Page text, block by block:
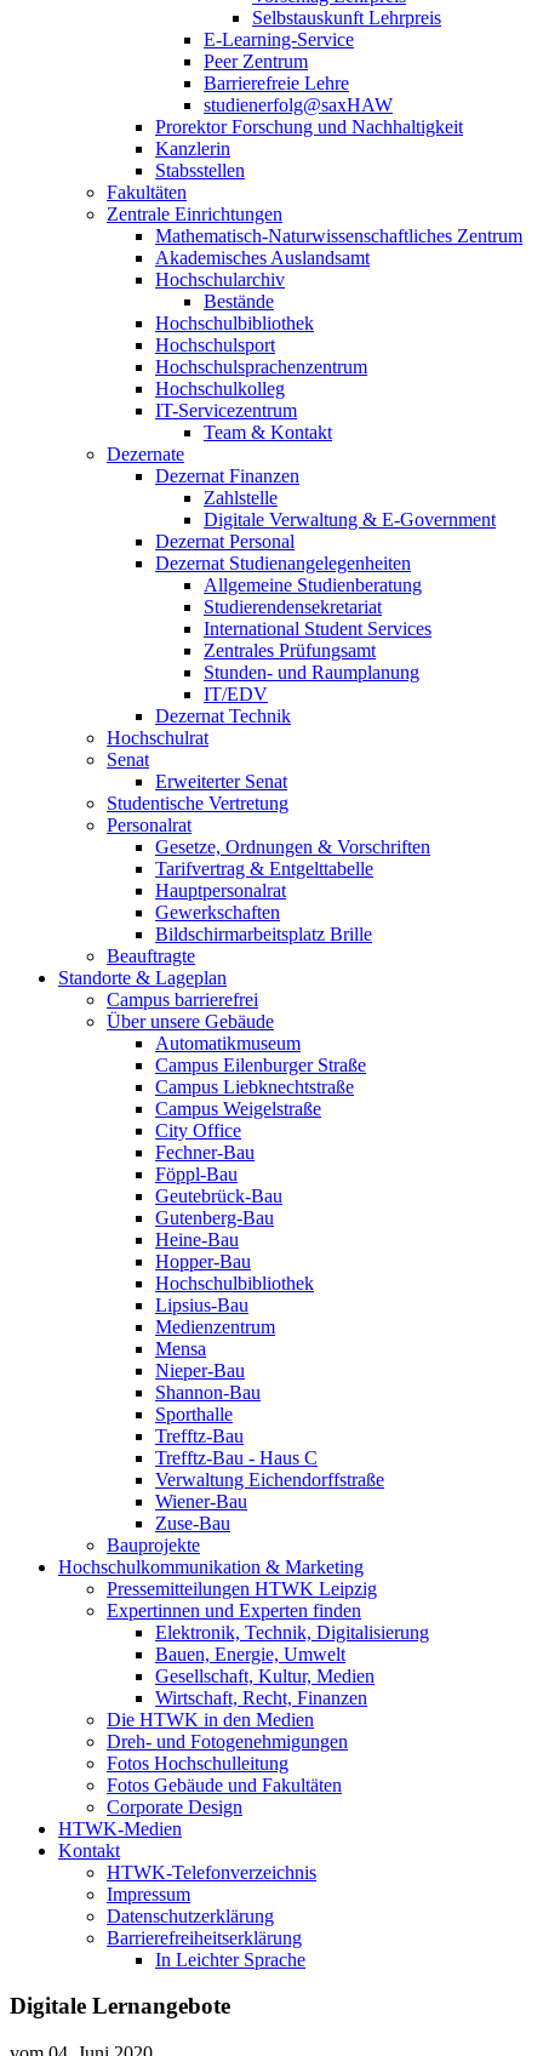
Selbstauskunft Lehrpreis
E-Learning-Service
Peer Zentrum
Barrierefreie Lehre
studienerfolg@saxHAW
Prorektor Forschung und Nachhaltigkeit
Kanzlerin
Stabsstellen
Fakultäten
Zentrale Einrichtungen
Mathematisch-Naturwissenschaftliches Zentrum
Akademisches Auslandsamt
Hochschularchiv
Bestände
Hochschulbibliothek
Hochschulsport
Hochschulsprachenzentrum
Hochschulkolleg
IT-Servicezentrum
Team & Kontakt
Dezernate
Dezernat Finanzen
Zahlstelle
Digitale Verwaltung & E-Government
Dezernat Personal
Dezernat Studienangelegenheiten
Allgemeine Studienberatung
Studierendensekretariat
International Student Services
Zentrales Prüfungsamt
Stunden- und Raumplanung
IT/EDV
Dezernat Technik
Hochschulrat
Senat
Erweiterter Senat
Studentische Vertretung
Personalrat
Gesetze, Ordnungen & Vorschriften
Tarifvertrag & Entgelttabelle
Hauptpersonalrat
Gewerkschaften
Bildschirmarbeitsplatz Brille
Beauftragte
Standorte & Lageplan
Campus barrierefrei
Über unsere Gebäude
Automatikmuseum
Campus Eilenburger Straße
Campus Liebknechtstraße
Campus Weigelstraße
City Office
Fechner-Bau
Föppl-Bau
Geutebrück-Bau
Gutenberg-Bau
Heine-Bau
Hopper-Bau
Hochschulbibliothek
Lipsius-Bau
Medienzentrum
Mensa
Nieper-Bau
Shannon-Bau
Sporthalle
Trefftz-Bau
Trefftz-Bau - Haus C
Verwaltung Eichendorffstraße
Wiener-Bau
Zuse-Bau
Bauprojekte
Hochschulkommunikation & Marketing
Pressemitteilungen HTWK Leipzig
Expertinnen und Experten finden
Elektronik, Technik, Digitalisierung
Bauen, Energie, Umwelt
Gesellschaft, Kultur, Medien
Wirtschaft, Recht, Finanzen
Die HTWK in den Medien
Dreh- und Fotogenehmigungen
Fotos Hochschulleitung
Fotos Gebäude und Fakultäten
Corporate Design
HTWK-Medien
Kontakt
HTWK-Telefonverzeichnis
Impressum
Datenschutzerklärung
Barrierefreiheitserklärung
In Leichter Sprache
Digitale Lernangebote